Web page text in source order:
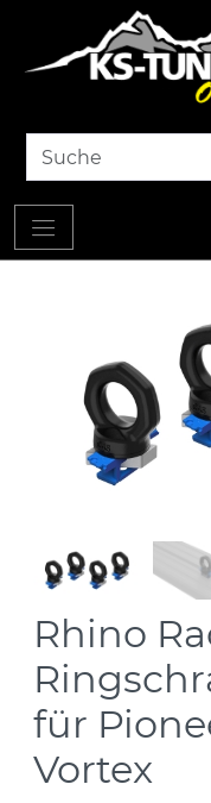
Rhino
für
Vortex